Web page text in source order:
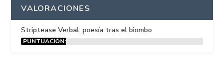
VALORACIONES
Striptease Verbal: poesía tras el biombo
PUNTUACIÓN: